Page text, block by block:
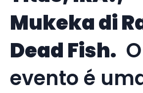
Mukeka di
Dead Fish. O
evento é